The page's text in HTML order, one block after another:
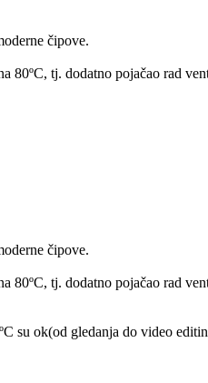
čipove.
80ºC, tj. dodatno pojačao rad
čipove.
80ºC, tj. dodatno pojačao rad
su ok(od gledanja do video